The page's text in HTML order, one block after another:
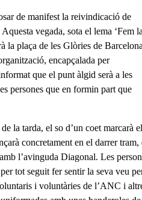
de manifest la reivindicació de
Aquesta vegada, sota el lema ‘Fem la
la plaça de les Glòries de Barcelona
encapçalada per
que el punt àlgid serà a les
persones que en formin part que
la tarda, el so d’un coet marcarà el
concretament en el darrer tram,
l’avinguda Diagonal. Les
tot seguit fer sentir la seva veu
i voluntàriesde l’ANC i